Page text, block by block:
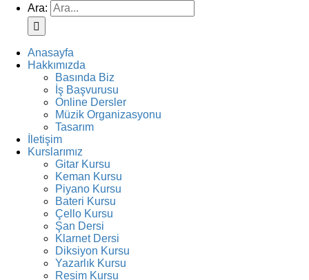
Ara:
Anasayfa
Hakkımızda
Basında Biz
İş Başvurusu
Online Dersler
Müzik Organizasyonu
Tasarım
İletişim
Kurslarımız
Gitar Kursu
Keman Kursu
Piyano Kursu
Bateri Kursu
Çello Kursu
Şan Dersi
Klarnet Dersi
Diksiyon Kursu
Yazarlık Kursu
Resim Kursu